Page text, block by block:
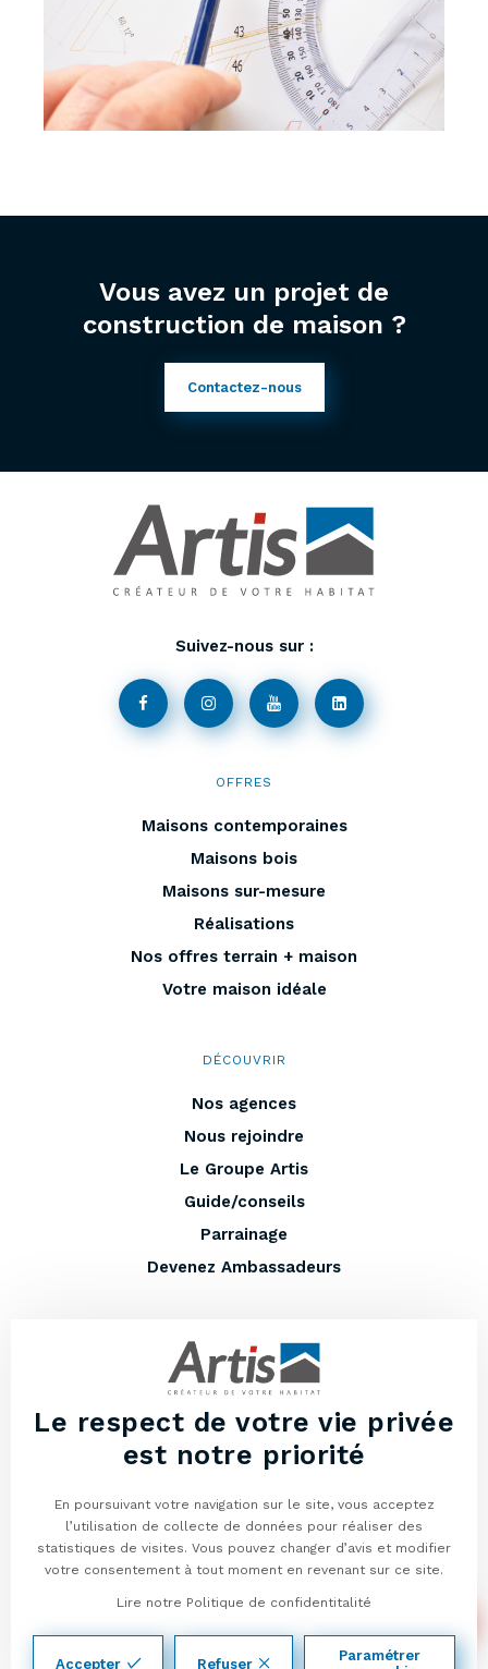
04
Vous avez un projet de
construction de maison ?
Contactez-nous
Suivez-nous sur :
OFFRES
Maisons contemporaines
Maisons bois
Maisons sur-mesure
Réalisations
Nos offres terrain + maison
Votre maison idéale
DÉCOUVRIR
Nos agences
Nous rejoindre
Le Groupe Artis
Guide/conseils
Parrainage
Devenez Ambassadeurs
Entretenir votre maison
Lexique
Vous avez un terrain à vendre ?
Mentions légales
Politique de confidentialité
Gestion des cookies
Le respect de votre vie privée
est notre priorité
En poursuivant votre navigation sur le site, vous acceptez
l’utilisation de collecte de données pour réaliser des
statistiques de visites. Vous pouvez changer d’avis et modifier
votre consentement à tout moment en revenant sur ce site.
Lire notre Politique de confidentitalité
Accepter Refuser
Paramétrer